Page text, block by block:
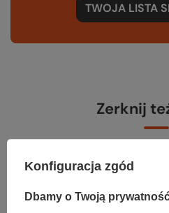
TWOJA LISTA
Zerknij
Preparat do prania
69,99 zł
Konfiguracja zgód
Dbamy o Twoją